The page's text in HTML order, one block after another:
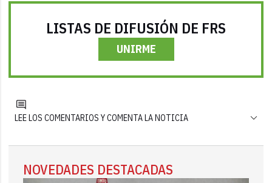
LISTAS DE DIFUSIÓN DE FRS
UNIRME
LEE LOS COMENTARIOS Y COMENTA LA NOTICIA
NOVEDADES DESTACADAS